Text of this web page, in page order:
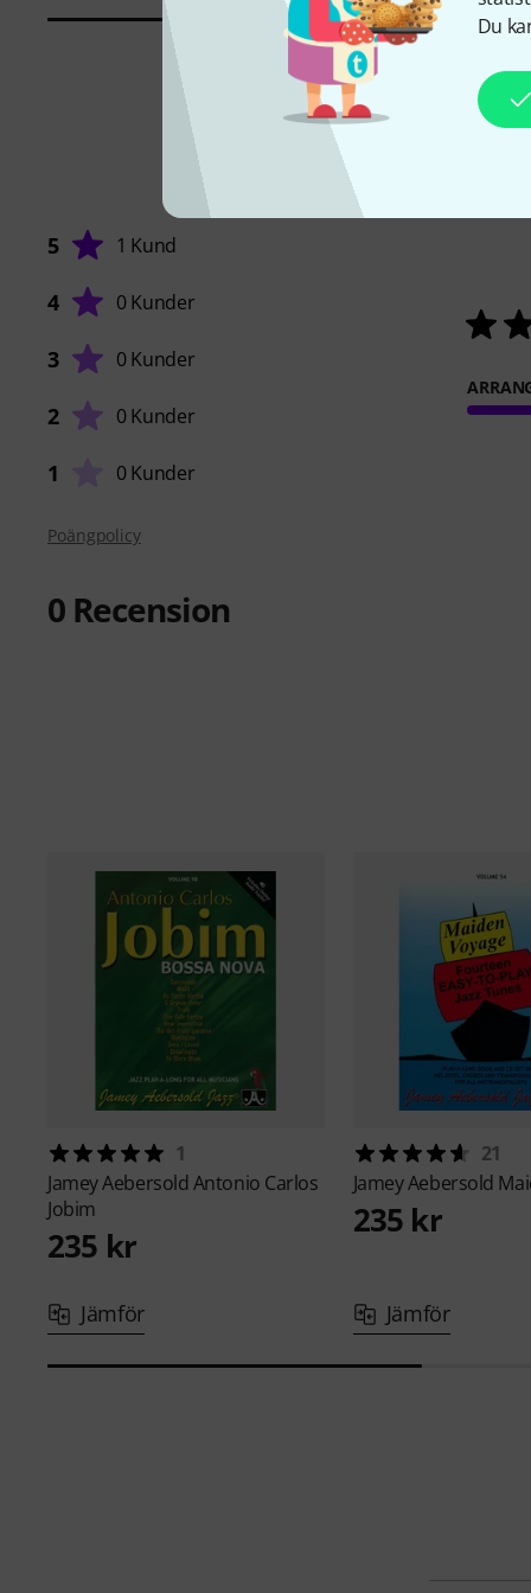
Du
5 1 Kund
4 0 Kunder
3 0 Kunder
2 0 Kunder
1 0 Kunder
Poängpolicy
0 Recension
1
Jamey AebersoldAntonio Carlos
Jobim
235 kr
Jämför
21
Jamey Aebersold
235 kr
Jämför